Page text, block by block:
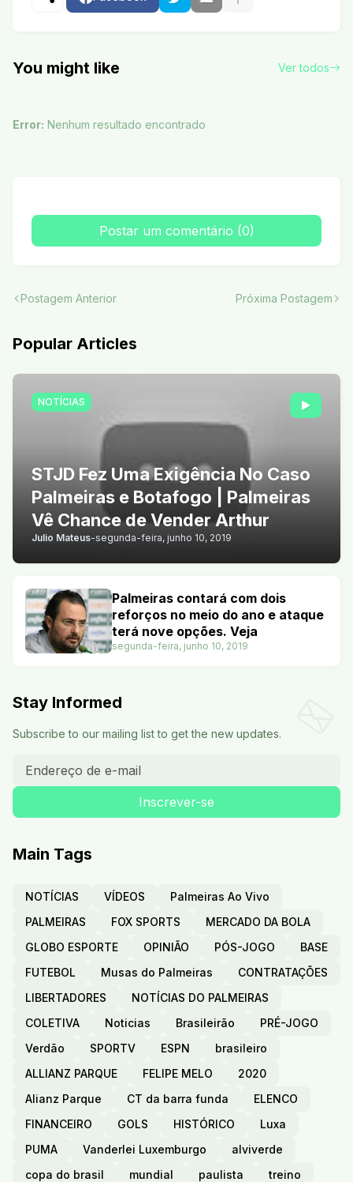
You might like Ver todos
Error: Nenhum resultado encontrado
Postar um comentário (0)
Postagem Anterior Próxima Postagem
Popular Articles
NOTÍCIAS
STJD Fez Uma Exigência No Caso
Palmeiras e Botafogo | Palmeiras
Vê Chance de Vender Arthur
Julio Mateus-segunda-feira, junho 10, 2019
Palmeiras contará com dois
reforços no meio do ano e ataque
terá nove opções. Veja
segunda-feira, junho 10, 2019
Stay Informed
Subscribe to our mailing list to get the new updates.
Main Tags
NOTÍCIAS VÍDEOS
Palmeiras Ao Vivo
PALMEIRAS
FOX SPORTS
MERCADO DA BOLA
GLOBO ESPORTE
OPINIÃO PÓS-JOGO
BASE
FUTEBOL
Musas do Palmeiras
CONTRATAÇÕES
LIBERTADORES
NOTÍCIAS DO PALMEIRAS
COLETIVA
Noticias Brasileirão
PRÉ-JOGO
Verdão
SPORTV ESPN
brasileiro
ALLIANZ PARQUE
FELIPE MELO
2020
Alianz Parque
CT da barra funda
ELENCO
FINANCEIRO
GOLS HISTÓRICO
Luxa
PUMA
Vanderlei Luxemburgo
alviverde
copa do brasil
mundial paulista
treino